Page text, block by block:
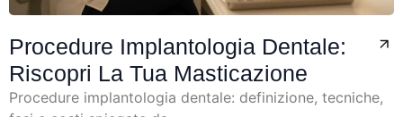
Procedure Implantologia Dentale:
Riscopri La Tua Masticazione
Procedure implantologia dentale: definizione, tecniche,